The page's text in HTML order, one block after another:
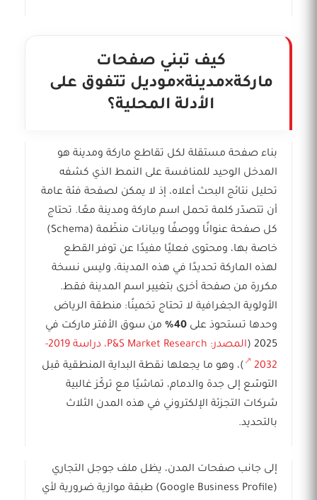
كيف تبني صفحات
ماركة×مدينة×موديل تتفوق على
الأدلة المحلية؟
بناء صفحة مستقلة لكل تقاطع ماركة ومدينة هو
المدخل الوحيد للمنافسة على النمط الذي كشفه
تحليل نتائج البحث أعلاه، إذ لا يمكن لصفحة فئة عامة
أن تتصدّر كلمة تحمل اسم ماركة ومدينة معًا. تحتاج
كل صفحة عنوانًا ووصفًا وبيانات منظّمة (Schema)
خاصة بها، ومحتوى فعليًا مفيدًا عن توفر القطع
لهذه الماركة تحديدًا في هذه المدينة، وليس نسخة
مكررة من صفحة أخرى بتغيير اسم المدينة فقط.
الأولوية الجغرافية لا تحتاج تخمينًا: منطقة الرياض
وحدها تستحوذ على 40%
من سوق الأفتر ماركت في
2025 (
المصدر: P&S Market Research، دراسة 2019-
2032
)، وهو ما يجعلها نقطة البداية المنطقية قبل
التوسّع إلى جدة والدمام، تماشيًا مع تركّز غالبية
شركات التجزئة الإلكتروني في هذه المدن الثلاث
بالتحديد.
إلى جانب صفحات المدن، يظل ملف جوجل التجاري
(Google Business Profile) طبقة موازية ضرورية لأي